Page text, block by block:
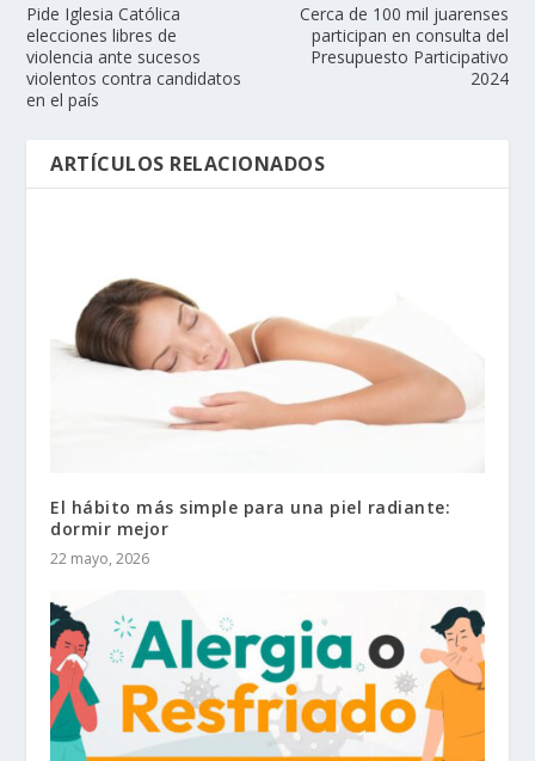
Pide Iglesia Católica
elecciones libres de
violencia ante sucesos
violentos contra candidatos
en el país
Cerca de 100 mil juarenses
participan en consulta del
Presupuesto Participativo
2024
ARTÍCULOS RELACIONADOS
El hábito más simple para una piel radiante:
dormir mejor
22 mayo, 2026